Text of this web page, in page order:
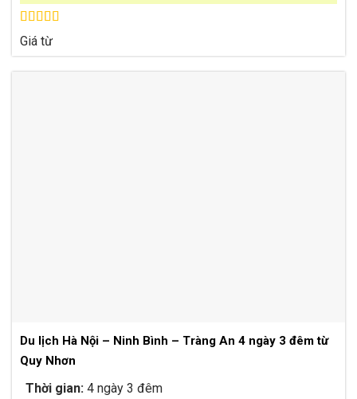
Được xếp
hạng4.63
5 sao
Giá từ
Du lịch Hà Nội – Ninh Bình – Tràng An 4 ngày 3 đêm từ
Quy Nhơn
Thời gian:4 ngày 3 đêm